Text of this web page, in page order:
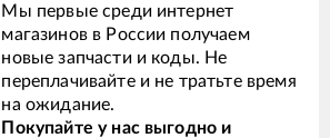
Мы первые среди интернет
магазинов в России получаем
новые запчасти и коды. Не
переплачивайте и не тратьте время
на ожидание.
Покупайте у нас выгодно и